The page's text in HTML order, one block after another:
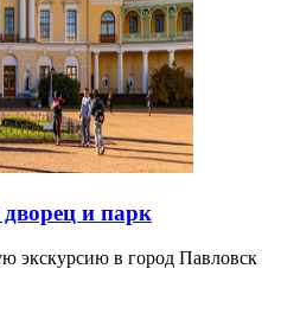
и парк
экскурсию в город Павловск